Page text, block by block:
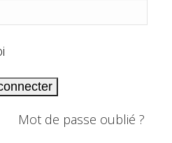
Mot de passe oublié ?